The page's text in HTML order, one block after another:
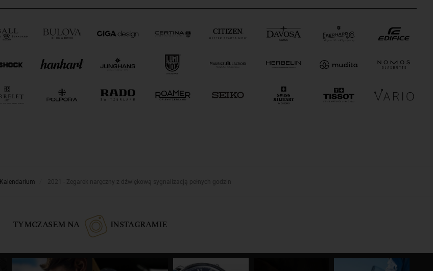
Kalendarium 2021 - Zegarek naręczny z dźwiękową sygnalizacją pełnych godzin
TYMCZASEM NA INSTAGRAMIE